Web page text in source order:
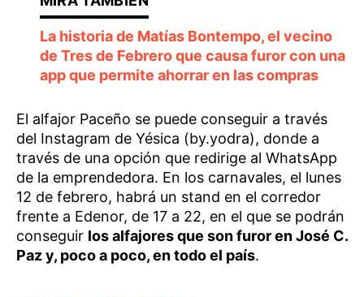
La historia de Matías Bontempo, el vecino
de Tres de Febrero que causa furor con una
app que permite ahorrar en las compras
El alfajor Paceño se puede conseguir a través
del Instagram de Yésica (by.yodra), donde a
través de una opción que redirige al WhatsApp
de la emprendedora. En los carnavales, el lunes
12 de febrero, habrá un stand en el corredor
frente a Edenor, de 17 a 22, en el que se podrán
conseguir los alfajores que son furor en José C.
Paz y, poco a poco, en todo el país.